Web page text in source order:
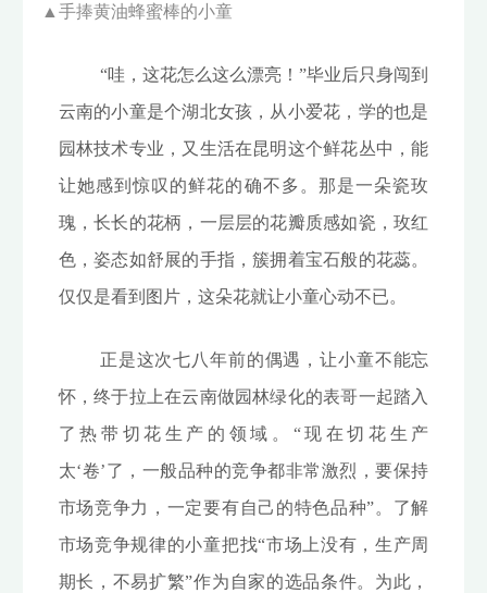
▲ 手捧黄油蜂蜜棒的小童
“哇，这花怎么这么漂亮！”毕业后只身闯到
云南的小童是个湖北女孩，从小爱花，学的也是
园林技术专业，又生活在昆明这个鲜花丛中，能
让她感到惊叹的鲜花的确不多。那是一朵瓷玫
瑰，长长的花柄，一层层的花瓣质感如瓷，玫红
色，姿态如舒展的手指，簇拥着宝石般的花蕊。
仅仅是看到图片，这朵花就让小童心动不已。
正是这次七八年前的偶遇，让小童不能忘
怀，终于拉上在云南做园林绿化的表哥一起踏入
了热带切花生产的领域。“现在切花生产
太‘卷’了，一般品种的竞争都非常激烈，要保持
市场竞争力，一定要有自己的特色品种”。了解
市场竞争规律的小童把找“市场上没有，生产周
期长，不易扩繁”作为自家的选品条件。为此，